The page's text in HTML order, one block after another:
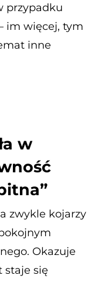
przypadku
im więcej, tym
inne
w
zwykle kojarzy
Okazuje
staje się